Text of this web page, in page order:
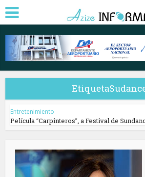
Entretenimiento
Película “Carpinteros”, a Festival de